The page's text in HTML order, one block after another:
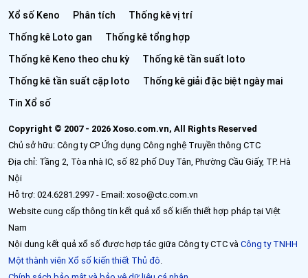
Xổ số Keno
Phân tích
Thống kê vị trí
Thống kê Loto gan
Thống kê tổng hợp
Thống kê Keno theo chu kỳ
Thống kê tần suất loto
Thống kê tần suất cặp loto
Thống kê giải đặc biệt ngày mai
Tin Xổ số
Copyright © 2007 - 2026 Xoso.com.vn, All Rights Reserved
Chủ sở hữu: Công ty CP Ứng dụng Công nghệ Truyền thông CTC
Địa chỉ: Tầng 2, Tòa nhà IC, số 82 phố Duy Tân, Phường Cầu Giấy, TP. Hà
Nội
Hỗ trợ: 024.6281.2997 - Email: xoso@ctc.com.vn
Website cung cấp thông tin kết quả xổ số kiến thiết hợp pháp tại Việt
Nam
Nội dung kết quả xổ số được hợp tác giữa Công ty CTC và Công ty TNHH
Một thành viên Xổ số kiến thiết Thủ đô.